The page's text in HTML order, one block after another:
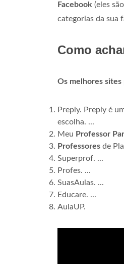
Facebook (eles
categorias da sua
Como
Os melhores
Preply. Preply é
escolha. ...
Meu Professor
Professores de
Superprof. ...
Profes. ...
SuasAulas. ...
Educare. ...
AulaUP.